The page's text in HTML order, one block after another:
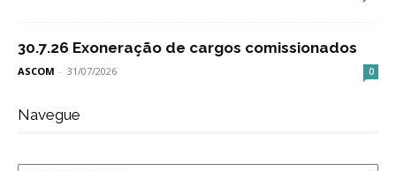
30.7.26 Exoneração de cargos comissionados
ASCOM - 31/07/2026 0
Navegue
Navegue